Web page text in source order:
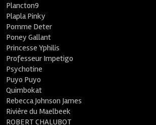
Plancton9
Plapla Pinky
Pomme Deter
Poney Gallant
Princesse Yphilis
Professeur Impetigo
Psychotine
Puyo Puyo
Quimbokat
Rebecca Johnson James
Rivière du Maelbeek
ROBERT CHALUBOT